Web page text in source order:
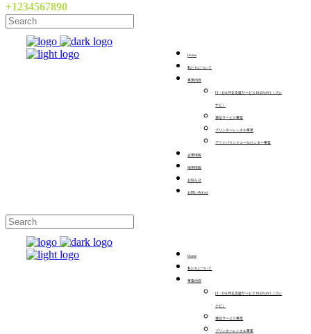
+1234567890
Home
私たちについて
事業内容
IT・DX伴走支援サービス PLENAVI（プレ
ナビ）
通信サービス事業
プリンターレンタル事業
アウトバウンドコールセンター事業
企業情報
採用情報
お知らせ
お問い合わせ
Home
私たちについて
事業内容
IT・DX伴走支援サービス PLENAVI（プレ
ナビ）
通信サービス事業
プリンターレンタル事業